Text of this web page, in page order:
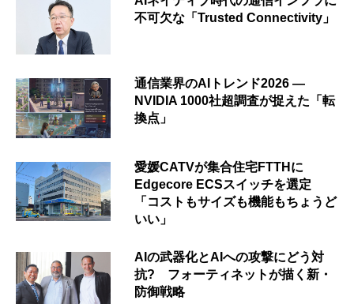
不可欠な「Trusted Connectivity」
通信業界のAIトレンド2026 ―
NVIDIA 1000社超調査が捉えた「転
換点」
愛媛CATVが集合住宅FTTHに
Edgecore ECSスイッチを選定
「コストもサイズも機能もちょうど
いい」
AIの武器化とAIへの攻撃にどう対
抗? フォーティネットが描く新・
防御戦略